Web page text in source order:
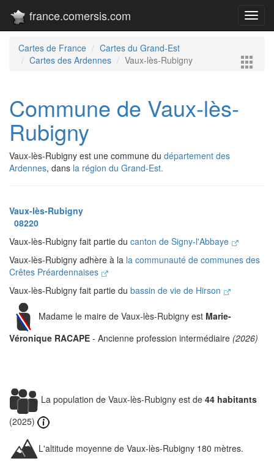
france.comersis.com
Cartes de France
Cartes du Grand-Est
Cartes des Ardennes
Vaux-lès-Rubigny
Commune de Vaux-lès-
Rubigny
Vaux-lès-Rubigny est une commune du département des
Ardennes, dans la région du Grand-Est.
Vaux-lès-Rubigny
08220
Vaux-lès-Rubigny fait partie du canton de Signy-l'Abbaye
Vaux-lès-Rubigny adhère à la la communauté de communes des
Crêtes Préardennaises
Vaux-lès-Rubigny fait partie du bassin de vie de Hirson
Madame le maire de Vaux-lès-Rubigny est Marie-
Véronique RACAPE - Ancienne profession intermédiaire (2026)
La population de Vaux-lès-Rubigny est de 44 habitants
(2025)
L'altitude moyenne de Vaux-lès-Rubigny 180 mètres.